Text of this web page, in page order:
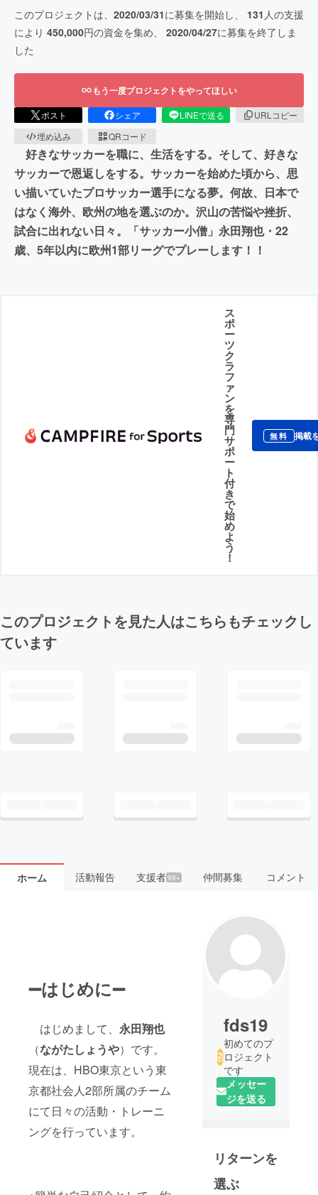
このプロジェクトは、 2020/03/31に募集を開始し、 131 人の支援
により 450,000円の資金を集め、 2020/04/27に募集を終了しま
した
もう一度プロジェクトをやってほしい
ポスト シェア LINEで送る
URLコピー
埋め込み
QRコード
好きなサッカーを職に、生活をする。そして、好きな
サッカーで恩返しをする。サッカーを始めた頃から、思
い描いていたプロサッカー選手になる夢。何故、日本で
はなく海外、欧州の地を選ぶのか。沢山の苦悩や挫折、
試合に出れない日々。「サッカー小僧」永田翔也・22
歳、5年以内に欧州1部リーグでプレーします！！
ス
ポ
ー
ツ
ク
ラ
フ
ァ
ン
を
専
門
サ
ポ
ー
ト
付
き
で
始
め
よ
う
！
無料 掲載
このプロジェクトを見た人はこちらもチェックし
ています
ホーム 活動報告 支援者99+ 仲間募集 コメント
➖はじめに➖
はじめまして、 永田翔也
（ながたしょうや）です。
現在は、HBO東京という東
京都社会人2部所属のチーム
にて日々の活動・トレーニ
ングを行っています。
fds19
初めてのプ
ロジェクト
です
メッセー
ジを送る
リターンを
選ぶ